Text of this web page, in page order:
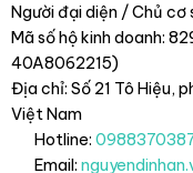
Người đại diện / Chủ cơ
Mã số hộ kinh doanh:
40A8062215)
Địa chỉ: Số 21 Tô Hiệu,
Việt Nam
Hotline:
Email: